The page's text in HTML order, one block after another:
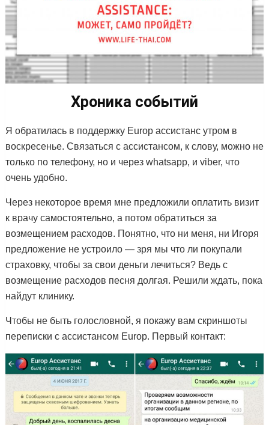
Хроника событий
Я обратилась в поддержку Europ ассистанс утром в
воскресенье. Связаться с ассистансом, к слову, можно не
только по телефону, но и через whatsapp, и viber, что
очень удобно.
Через некоторое время мне предложили оплатить визит
к врачу самостоятельно, а потом обратиться за
возмещением расходов. Понятно, что ни меня, ни Игоря
предложение не устроило — зря мы что ли покупали
страховку, чтобы за свои деньги лечиться? Ведь с
возмещение расходов песня долгая. Решили ждать, пока
найдут клинику.
Чтобы не быть голословной, я покажу вам скриншоты
переписки с ассистансом Europ. Первый контакт: